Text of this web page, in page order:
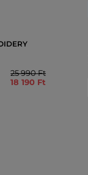
25 990 Ft
18 190 Ft